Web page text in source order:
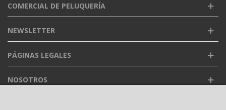
COMERCIAL DE PELUQUERÍA
NEWSLETTER
PÁGINAS LEGALES
NOSOTROS